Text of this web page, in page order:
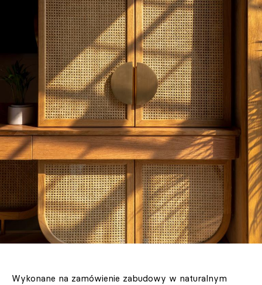
Wykonane na zamówienie zabudowy w naturalnym